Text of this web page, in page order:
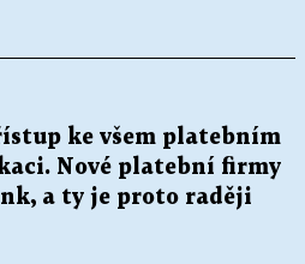
ke všem platebním
Nové platební firmy
a ty je proto raději